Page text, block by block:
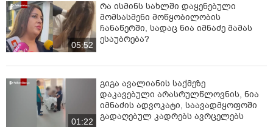
05:52
რა ისმინს სახლში დაყენებული
მომსასმენი მოწყობილობის
ჩანაწერში, სადაც ნია იმნაძე მამას
ესაუბრება?
01:22
გიგა ავალიანის საქმეზე
დაკავებული არასრულწლოვნის, ნია
იმნაძის ადვოკატი, საავადმყოფოში
გადაღებულ კადრებს ავრცელებს